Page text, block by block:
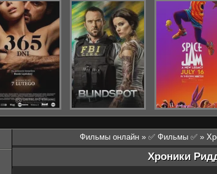
Фильмы онлайн » ✅ Фильмы ✅ »
Хроники